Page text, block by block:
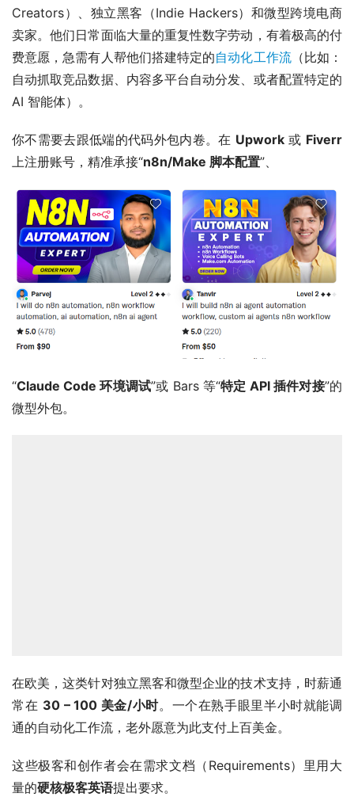
Creators）、独立黑客（Indie Hackers）和微型跨境电商
卖家。他们日常面临大量的重复性数字劳动，有着极高的付
费意愿，急需有人帮他们搭建特定的自动化工作流（比如：
自动抓取竞品数据、内容多平台自动分发、或者配置特定的
AI 智能体）。
你不需要去跟低端的代码外包内卷。在 Upwork 或 Fiverr
上注册账号，精准承接“n8n/Make 脚本配置”、
“Claude Code 环境调试”或 Bars 等“特定 API 插件对接”的
微型外包。
通的自动化工作流，老外愿意为此支付上百美金。
这些极客和创作者会在需求文档（Requirements）里用大
量的硬核极客英语 提出要求。
在这个过程中，你利用大模型翻译并深刻理解这些一手需
求，然后用代码和自动化脚本进行交付。在“文字代码”交织